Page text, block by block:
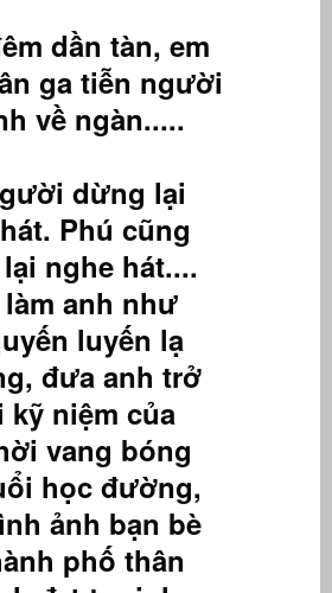
dần tàn, em
ga tiễn người
về ngàn.....
dừng lại
Phú cũng
nghe hát....
anh như
luyến lạ
đưa anh trở
kỹ niệm của
vang bóng
học đường,
ảnh bạn bè
phố thân